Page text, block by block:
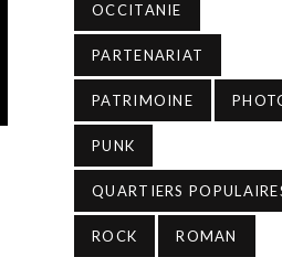
OCCITANIE
PARTENARIAT
PATRIMOINE
PUNK
QUARTIERS
ROCK ROMAN